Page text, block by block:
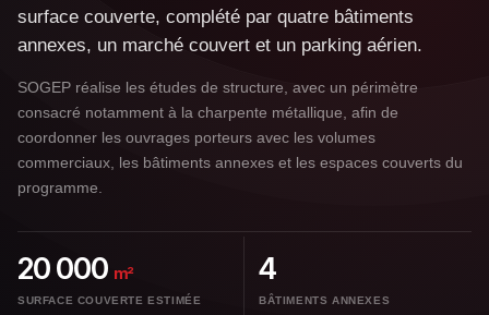
surface couverte, complété par quatre bâtiments
annexes, un marché couvert et un parking aérien.
SOGEP réalise les études de structure, avec un périmètre
consacré notamment à la charpente métallique, afin de
coordonner les ouvrages porteurs avec les volumes
commerciaux, les bâtiments annexes et les espaces couverts du
programme.
20 000 m²
SURFACE COUVERTE ESTIMÉE
4
BÂTIMENTS ANNEXES